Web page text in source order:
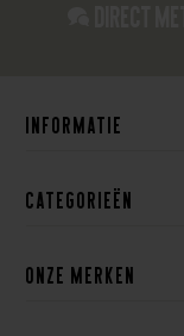
Informatie
Categorieën
Onze merken